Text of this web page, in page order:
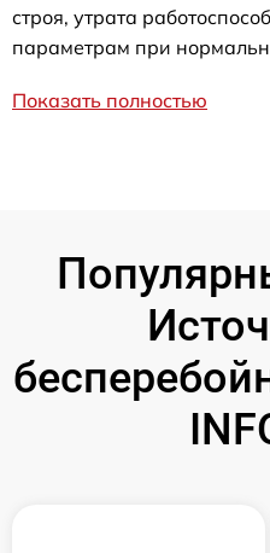
строя, утрата
параметрам при
Показать полностью